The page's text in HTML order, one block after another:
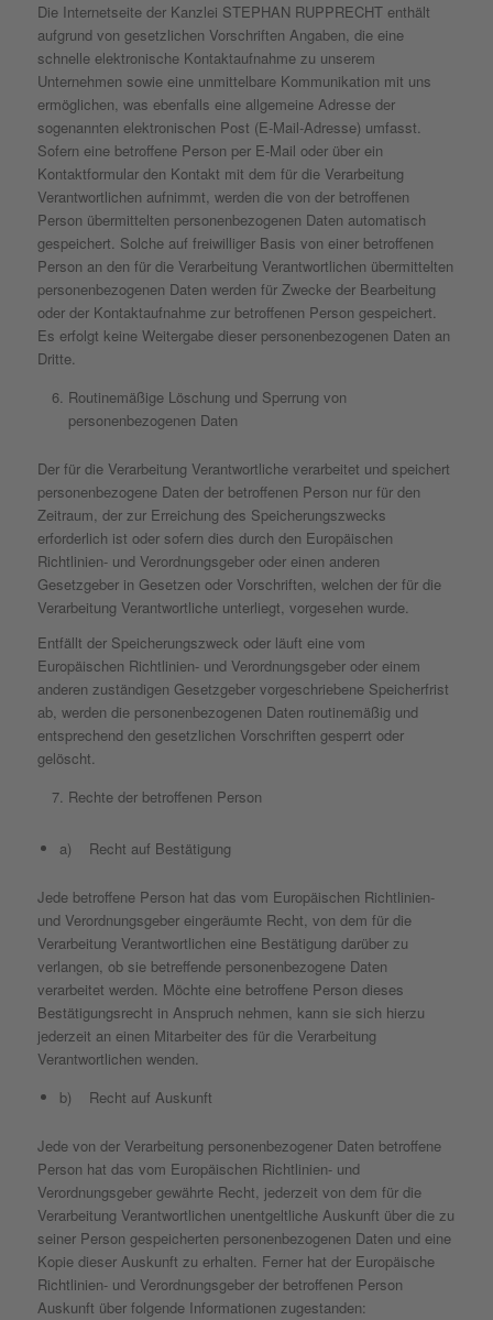
Die Internetseite der Kanzlei STEPHAN RUPPRECHT enthält
aufgrund von gesetzlichen Vorschriften Angaben, die eine
schnelle elektronische Kontaktaufnahme zu unserem
Unternehmen sowie eine unmittelbare Kommunikation mit uns
ermöglichen, was ebenfalls eine allgemeine Adresse der
sogenannten elektronischen Post (E-Mail-Adresse) umfasst.
Sofern eine betroffene Person per E-Mail oder über ein
Kontaktformular den Kontakt mit dem für die Verarbeitung
Verantwortlichen aufnimmt, werden die von der betroffenen
Person übermittelten personenbezogenen Daten automatisch
gespeichert. Solche auf freiwilliger Basis von einer betroffenen
Person an den für die Verarbeitung Verantwortlichen übermittelten
personenbezogenen Daten werden für Zwecke der Bearbeitung
oder der Kontaktaufnahme zur betroffenen Person gespeichert.
Es erfolgt keine Weitergabe dieser personenbezogenen Daten an
Dritte.
Routinemäßige Löschung und Sperrung von
personenbezogenen Daten
Der für die Verarbeitung Verantwortliche verarbeitet und speichert
personenbezogene Daten der betroffenen Person nur für den
Zeitraum, der zur Erreichung des Speicherungszwecks
erforderlich ist oder sofern dies durch den Europäischen
Richtlinien- und Verordnungsgeber oder einen anderen
Gesetzgeber in Gesetzen oder Vorschriften, welchen der für die
Verarbeitung Verantwortliche unterliegt, vorgesehen wurde.
Entfällt der Speicherungszweck oder läuft eine vom
Europäischen Richtlinien- und Verordnungsgeber oder einem
anderen zuständigen Gesetzgeber vorgeschriebene Speicherfrist
ab, werden die personenbezogenen Daten routinemäßig und
entsprechend den gesetzlichen Vorschriften gesperrt oder
gelöscht.
Rechte der betroffenen Person
a) Recht auf Bestätigung
Jede betroffene Person hat das vom Europäischen Richtlinien-
und Verordnungsgeber eingeräumte Recht, von dem für die
Verarbeitung Verantwortlichen eine Bestätigung darüber zu
verlangen, ob sie betreffende personenbezogene Daten
verarbeitet werden. Möchte eine betroffene Person dieses
Bestätigungsrecht in Anspruch nehmen, kann sie sich hierzu
jederzeit an einen Mitarbeiter des für die Verarbeitung
Verantwortlichen wenden.
b) Recht auf Auskunft
Jede von der Verarbeitung personenbezogener Daten betroffene
Person hat das vom Europäischen Richtlinien- und
Verordnungsgeber gewährte Recht, jederzeit von dem für die
Verarbeitung Verantwortlichen unentgeltliche Auskunft über die zu
seiner Person gespeicherten personenbezogenen Daten und eine
Kopie dieser Auskunft zu erhalten. Ferner hat der Europäische
Richtlinien- und Verordnungsgeber der betroffenen Person
Auskunft über folgende Informationen zugestanden: